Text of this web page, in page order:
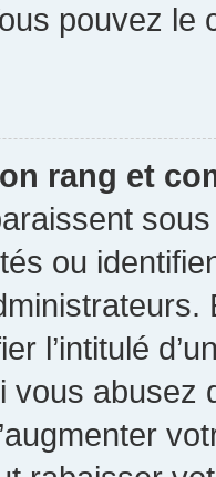
pouvez
rang et
ou
l’intitulé
vous